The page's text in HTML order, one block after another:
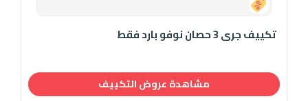
تكييف جرى 3 حصان نوفو بارد فقط
مشاهدة عروض التكييف